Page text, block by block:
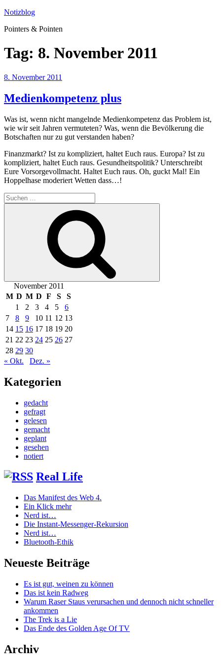
Zum
springen
Notizblog
Pointers & Pointen
Tag: 8. November 2011
Veröffentlicht
8. November 2011
Medienkompetenz plus
Was ist, wenn nicht mangelnde Medienkompetenz das Problem ist,
wie wir seit Jahren vermuteten? Was, wenn die Bevölkerung die
Botschaften nur zu gut verstanden haben?
Finanzmarkt? Ist zu kompliziert, haltet Euch raus. Europa? Ist zu
kompliziert, haltet Euch raus. Gesundheitspolitik? Unterschreibt
Eure Vorsorgevollmacht. Haltet Euch raus. Oh, guckt Mal! Ein
Hoppelhase moderiert Wetten dass…!
Suchen
nach:
November 2011
M D M D F S
S
1
2 3 4 5
6
7
8 9 10 11 12 13
14 15 16 17 18 19 20
21 22 23 24 25 26 27
28 29 30
« Okt.
Dez. »
Kategorien
gedacht
gefragt
gelesen
gemacht
geplant
gesehen
notiert
Real Life
Das Manifest des Web 4.
Ein Klick mehr
Nerd ist…
Die Instant-Messenger-Rekursion
Nerd ist…
Bluetooth-Ethik
Neueste Beiträge
Es ist gut, weinen zu können
Das ist kein Radweg
Warum Raser Staus verursachen und dennoch nicht schneller
ankommen
The Trek is a Lie
Das Ende des Golden Age Of TV
Archiv